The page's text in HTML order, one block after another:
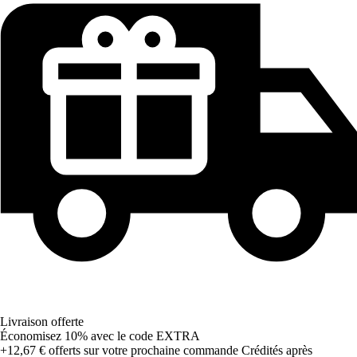
Livraison offerte
Économisez 10% avec le code EXTRA
+12,67 € offerts sur votre prochaine commande Crédités après